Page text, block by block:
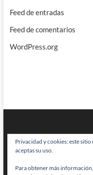
Feed de entradas
Feed de comentarios
WordPress.org
BRAINSTOMPING|
Privacidad y cookies: este
aceptas su uso.
Para obtener más